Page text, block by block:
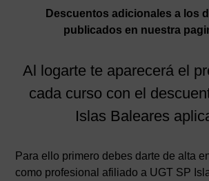
Descuentos adicionales a los
publicados en nuestra
Al logarte te aparecerá el
cada curso con el
Islas Baleares
Para ello primero debes darte de alta
como profesional afiliado a UGT SP